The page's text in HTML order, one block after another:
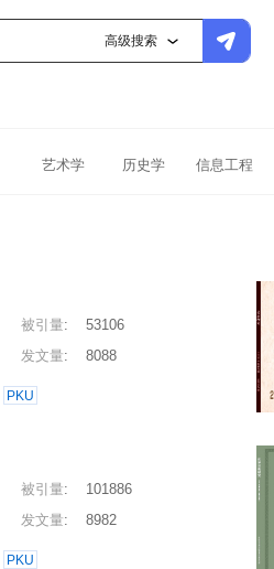
高级搜索
艺术学 历史学 信息工程
被引量:
53106
发文量: 8088
PKU
被引量:
101886
发文量: 8982
PKU